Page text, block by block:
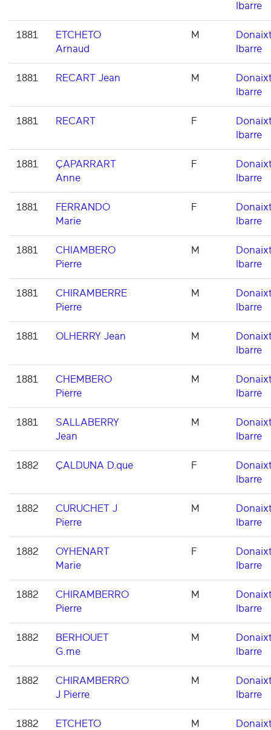
Ibarre
1881
ETCHETO
Arnaud
M
Ibarre
1881 RECART Jean M
Ibarre
1881 RECART F
Ibarre
1881
ÇAPARRART
Anne
F
Ibarre
1881
FERRANDO
Marie
F
Ibarre
1881
CHIAMBERO
Pierre
M
Ibarre
1881
CHIRAMBERRE
Pierre
M
Ibarre
1881 OLHERRY Jean M
Ibarre
1881
CHEMBERO
Pierre
M
Ibarre
1881
SALLABERRY
Jean
M
Ibarre
1882 ÇALDUNA D.que F
Ibarre
1882
CURUCHET J
Pierre
M
Ibarre
1882
OYHENART
Marie
F
Ibarre
1882
CHIRAMBERRO
Pierre
M
Ibarre
1882
BERHOUET
G.me
M
Ibarre
1882
CHIRAMBERRO
J Pierre
M
Ibarre
1882
ETCHETO
M